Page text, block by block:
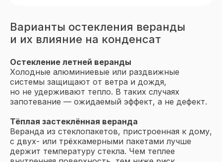
Варианты остекления веранды
и их влияние на конденсат
Остекление летней веранды
Холодные алюминиевые или раздвижные
системы защищают от ветра и дождя,
но не удерживают тепло. В таких случаях
запотевание — ожидаемый эффект, а не дефект.
Тёплая застеклённая веранда
Веранда из стеклопакетов, пристроенная к дому,
с двух- или трёхкамерными пакетами лучше
держит температуру стекла. Чем теплее